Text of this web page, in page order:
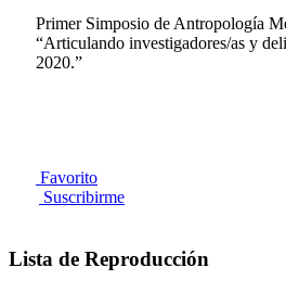
Primer Simposio de Antropología
“Articulando investigadores/as y
2020.”
Favorito
Suscribirme
Lista de Reproducción